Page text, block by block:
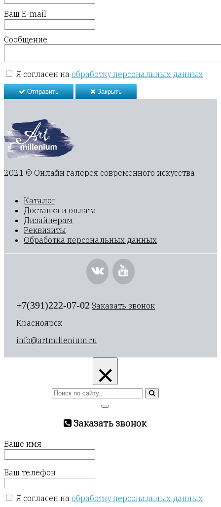
Ваш E-mail
Сообщение
Я согласен на обработку персональных данных
Отправить Закрыть
2021 © Онлайн галерея современного искусства
Каталог
Доставка и оплата
Дизайнерам
Реквизиты
Обработка персональных данных
+7(391)222-07-02 Заказать звонок
Красноярск
info@artmillenium.ru
×
Заказать звонок
Ваше имя
Ваш телефон
Я согласен на обработку персональных данных